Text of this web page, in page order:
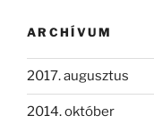
ARCHÍVUM
2017. augusztus
2014. október